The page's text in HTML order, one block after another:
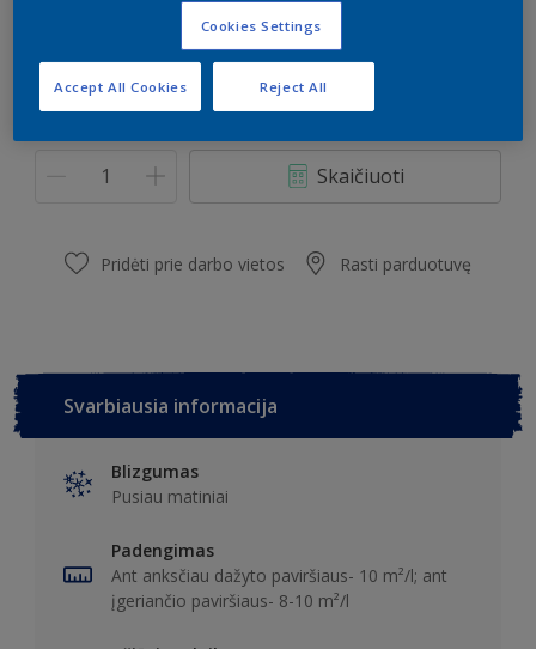
0.9 L 2.5 L
Skaičiuoti
Pridėti prie darbo vietos Rasti parduotuvę
Svarbiausia informacija
Blizgumas
Pusiau matiniai
Padengimas
Ant anksčiau dažyto paviršiaus- 10 m²/l; ant
įgeriančio paviršiaus- 8-10 m²/l
Cookies Settings
Reject All
Accept All Cookies